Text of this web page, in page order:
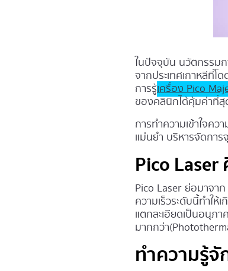
ในปัจจุบัน นวัตกรรม
จากประเทศเกาหลีที่โ
การรู้เครื่อง Pico
ของคลินิกได้คุ้มค่าที่
การทำความเข้าใจค
แม่นยำ บริหารจัดการ
Pico Laser
Pico Laser ย่อมาจา
ความเร็วระดับนี้ทำให้
แตกละเอียดเป็นอนุภา
มากกว่า
ทำความรู้จั